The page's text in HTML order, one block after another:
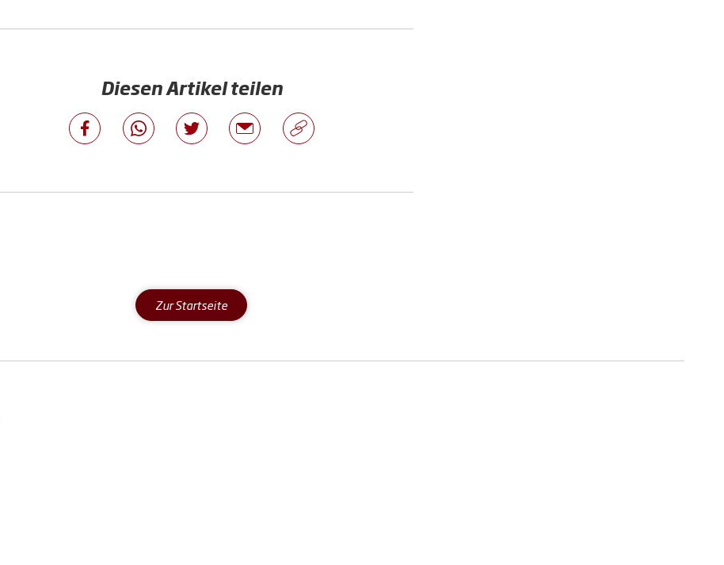
Diesen Artikel teilen
Zur Startseite